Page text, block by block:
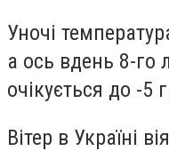
Уночі
а ось вдень 8-го
очікується до -5
Вітер в Україні